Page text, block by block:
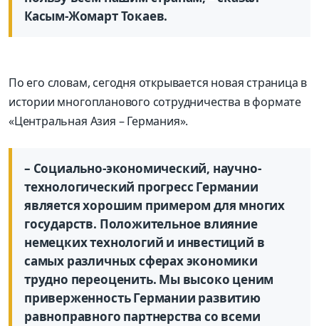
Касым-Жомарт Токаев.
По его словам, сегодня открывается новая страница в
истории многопланового сотрудничества в формате
«Центральная Азия – Германия».
– Социально-экономический, научно-
технологический прогресс Германии
является хорошим примером для многих
государств. Положительное влияние
немецких технологий и инвестиций в
самых различных сферах экономики
трудно переоценить. Мы высоко ценим
приверженность Германии развитию
равноправного партнерства со всеми